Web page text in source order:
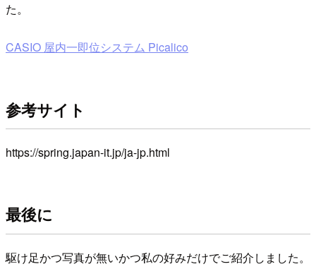
た。
CASIO 屋内一即位システム Picalico
参考サイト
https://spring.japan-it.jp/ja-jp.html
最後に
駆け足かつ写真が無いかつ私の好みだけでご紹介しました。